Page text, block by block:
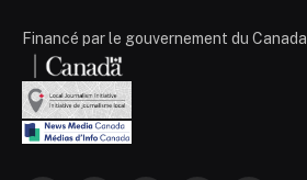
Financé par le gouvernement du Canada